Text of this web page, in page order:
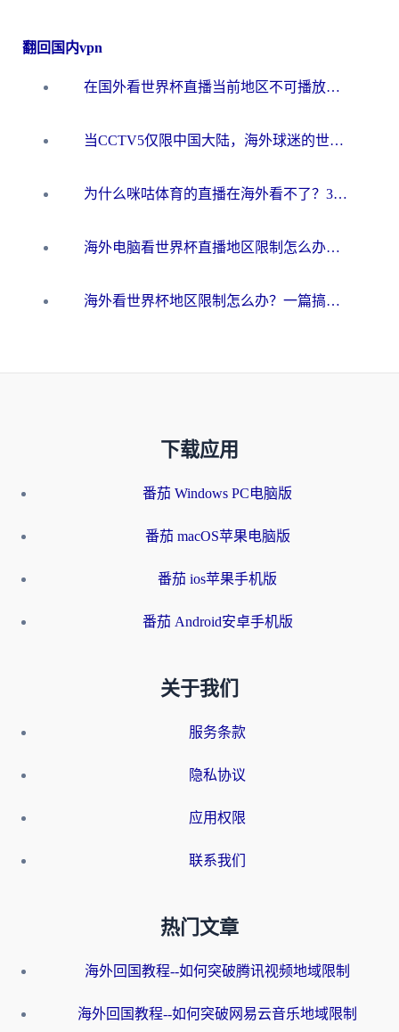
翻回国内vpn
在国外看世界杯直播当前地区不可播放？海外党必看的回国加速全攻略
当CCTV5仅限中国大陆，海外球迷的世界杯狂欢如何继续？
为什么咪咕体育的直播在海外看不了？3步解决海外看世界杯+抖音地区限制难题
海外电脑看世界杯直播地区限制怎么办？你需要一个聪明的加速器
海外看世界杯地区限制怎么办？一篇搞定咪咕视频播放+国内资源无缝访问指南
下载应用
番茄 Windows PC电脑版
番茄 macOS苹果电脑版
番茄 ios苹果手机版
番茄 Android安卓手机版
关于我们
服务条款
隐私协议
应用权限
联系我们
热门文章
海外回国教程--如何突破腾讯视频地域限制
海外回国教程--如何突破网易云音乐地域限制